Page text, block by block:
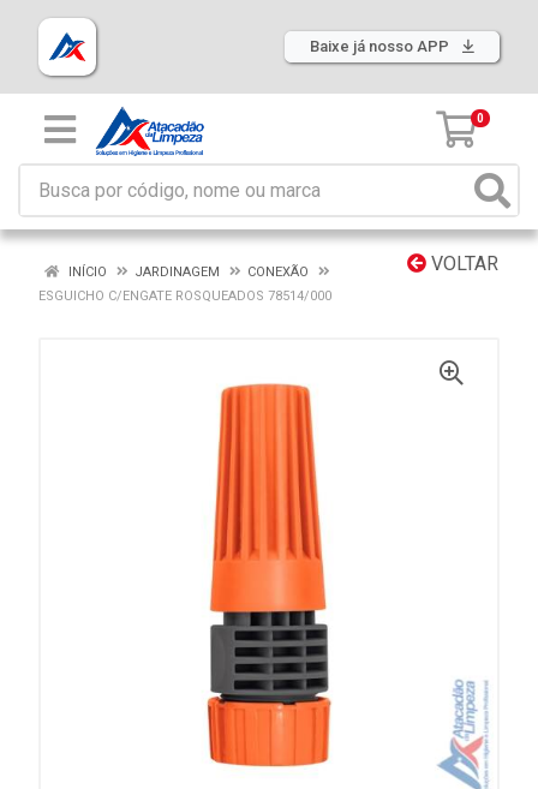
Baixe já nosso APP
0
VOLTAR
INÍCIO JARDINAGEM
CONEXÃO
ESGUICHO C/ENGATE ROSQUEADOS 78514/000